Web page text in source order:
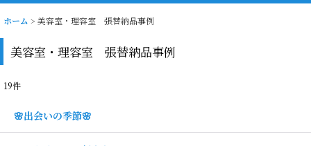
ホーム > 美容室・理容室 張替納品事例
美容室・理容室 張替納品事例
19件
🌸出会いの季節🌸